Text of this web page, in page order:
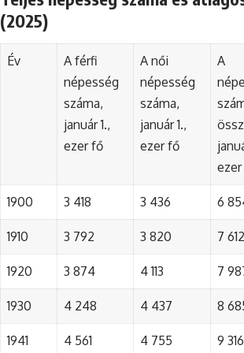
(2025)
Év
A férfi
népesség
száma,
január 1.,
ezer fő
A női
népesség
száma,
január 1.,
ezer fő
A
1900 3 418 3 436 6
1910 3 792 3 820 7 612
1920 3 874 4 113 7
1930 4 248 4 437 8
1941 4 561 4 755 9 316